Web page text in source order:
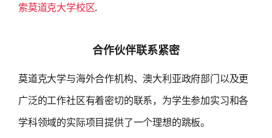
索莫道克大学校区.
合作伙伴联系紧密
莫道克大学与海外合作机构、澳大利亚政府部门以及更
广泛的工作社区有着密切的联系，为学生参加实习和各
学科领域的实际项目提供了一个理想的跳板。